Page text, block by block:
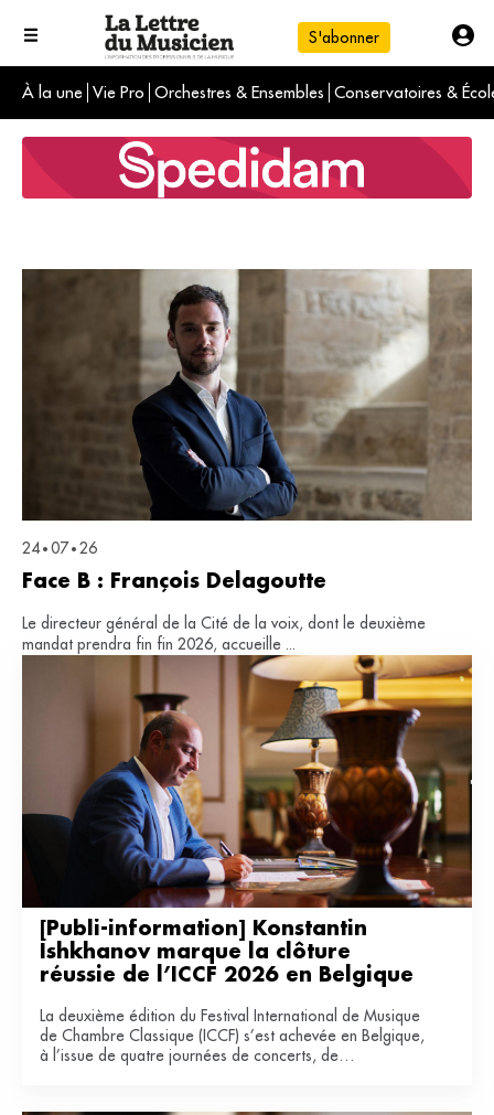
S'abonner
À la une Vie Pro Orchestres & Ensembles Conservatoires &
L'info du jour
Le numéro du mois
International
24 • 07 • 26
Face B : François Delagoutte
Le directeur général de la Cité de la voix, dont le deuxième
mandat prendra fin fin 2026, accueille ...
[Publi-information] Konstantin
Ishkhanov marque la clôture
réussie de l’ICCF 2026 en Belgique
La deuxième édition du Festival International de Musique
de Chambre Classique (ICCF) s’est achevée en Belgique,
à l’issue de quatre journées de concerts, de